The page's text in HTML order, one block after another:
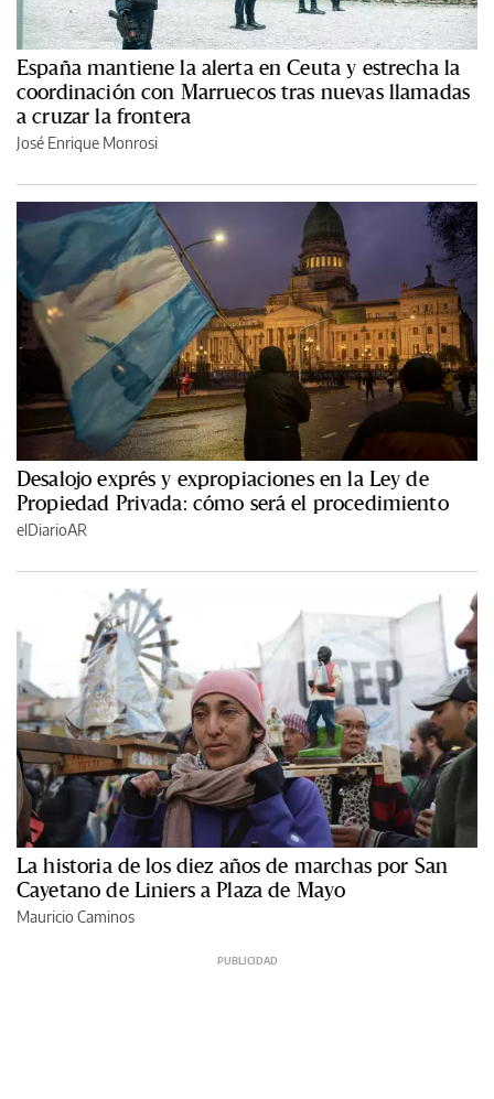
España mantiene la alerta en Ceuta y estrecha la
coordinación con Marruecos tras nuevas llamadas
a cruzar la frontera
José Enrique Monrosi
Desalojo exprés y expropiaciones en la Ley de
Propiedad Privada: cómo será el procedimiento
elDiarioAR
La historia de los diez años de marchas por San
Cayetano de Liniers a Plaza de Mayo
Mauricio Caminos